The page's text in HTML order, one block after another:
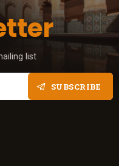
list
SUBSCRIBE